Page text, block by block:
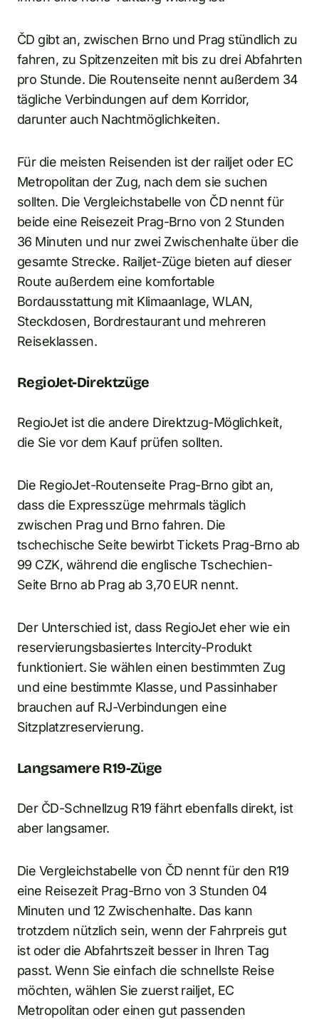
ČD gibt an, zwischen Brno und Prag stündlich zu
fahren, zu Spitzenzeiten mit bis zu drei Abfahrten
pro Stunde. Die Routenseite nennt außerdem 34
tägliche Verbindungen auf dem Korridor,
darunter auch Nachtmöglichkeiten.
Für die meisten Reisenden ist der railjet oder EC
Metropolitan der Zug, nach dem sie suchen
sollten. Die Vergleichstabelle von ČD nennt für
beide eine Reisezeit Prag-Brno von 2 Stunden
36 Minuten und nur zwei Zwischenhalte über die
gesamte Strecke. Railjet-Züge bieten auf dieser
Route außerdem eine komfortable
Bordausstattung mit Klimaanlage, WLAN,
Steckdosen, Bordrestaurant und mehreren
Reiseklassen.
RegioJet-Direktzüge
RegioJet ist die andere Direktzug-Möglichkeit,
die Sie vor dem Kauf prüfen sollten.
Die RegioJet-Routenseite Prag-Brno gibt an,
dass die Expresszüge mehrmals täglich
zwischen Prag und Brno fahren. Die
tschechische Seite bewirbt Tickets Prag-Brno ab
99 CZK, während die englische Tschechien-
Seite Brno ab Prag ab 3,70 EUR nennt.
Der Unterschied ist, dass RegioJet eher wie ein
reservierungsbasiertes Intercity-Produkt
funktioniert. Sie wählen einen bestimmten Zug
und eine bestimmte Klasse, und Passinhaber
brauchen auf RJ-Verbindungen eine
Sitzplatzreservierung.
Langsamere R19-Züge
Der ČD-Schnellzug R19 fährt ebenfalls direkt, ist
aber langsamer.
Die Vergleichstabelle von ČD nennt für den R19
eine Reisezeit Prag-Brno von 3 Stunden 04
Minuten und 12 Zwischenhalte. Das kann
trotzdem nützlich sein, wenn der Fahrpreis gut
ist oder die Abfahrtszeit besser in Ihren Tag
passt. Wenn Sie einfach die schnellste Reise
möchten, wählen Sie zuerst railjet, EC
Metropolitan oder einen gut passenden